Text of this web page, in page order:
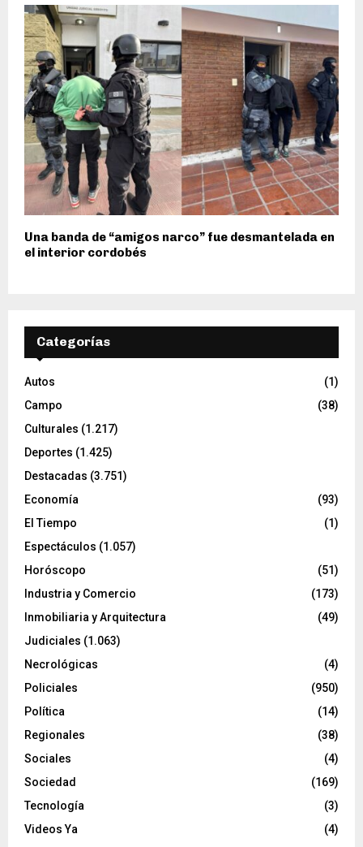
Una banda de “amigos narco” fue desmantelada en
el interior cordobés
Categorías
Autos
(1)
Campo
(38)
Culturales (1.217)
Deportes (1.425)
Destacadas (3.751)
Economía
(93)
El Tiempo
(1)
Espectáculos (1.057)
Horóscopo
(51)
Industria y Comercio
(173)
Inmobiliaria y Arquitectura
(49)
Judiciales (1.063)
Necrológicas
(4)
Policiales
(950)
Política
(14)
Regionales
(38)
Sociales
(4)
Sociedad
(169)
Tecnología
(3)
Videos Ya
(4)